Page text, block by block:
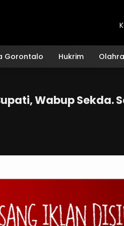
Gorontalo Hukrim
Wabup Sekda.